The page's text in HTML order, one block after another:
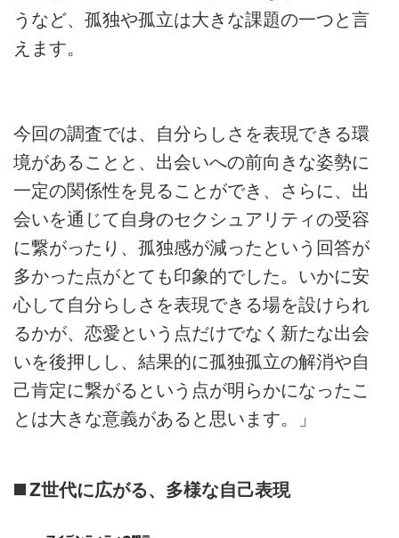
うなど、孤独や孤立は大きな課題の一つと言
えます。
今回の調査では、自分らしさを表現できる環
境があることと、出会いへの前向きな姿勢に
一定の関係性を見ることができ、さらに、出
会いを通じて自身のセクシュアリティの受容
に繋がったり、孤独感が減ったという回答が
多かった点がとても印象的でした。いかに安
心して自分らしさを表現できる場を設けられ
るかが、恋愛という点だけでなく新たな出会
いを後押しし、結果的に孤独孤立の解消や自
己肯定に繋がるという点が明らかになったこ
とは大きな意義があると思います。」
◼️ Z世代に広がる、多様な自己表現